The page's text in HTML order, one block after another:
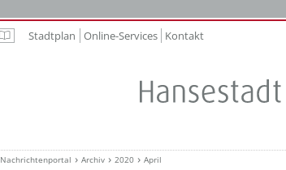
Leichte Sprache
Stadtplan Online-Services Kontakt
Nachrichtenportal Archiv 2020 April